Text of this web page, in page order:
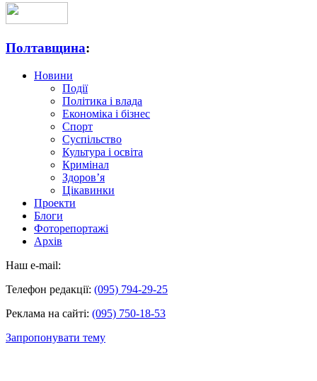
Полтавщина:
Новини
Події
Політика і влада
Економіка і бізнес
Спорт
Суспільство
Культура і освіта
Кримінал
Здоров’я
Цікавинки
Проекти
Блоги
Фоторепортажі
Архів
Наш e-mail:
Телефон редакції: (095) 794-29-25
Реклама на сайті: (095) 750-18-53
Запропонувати тему